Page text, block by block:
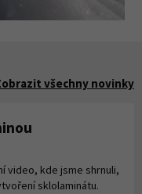
všechny novinky
video, kde jsme shrnuli,
sklolaminátu.